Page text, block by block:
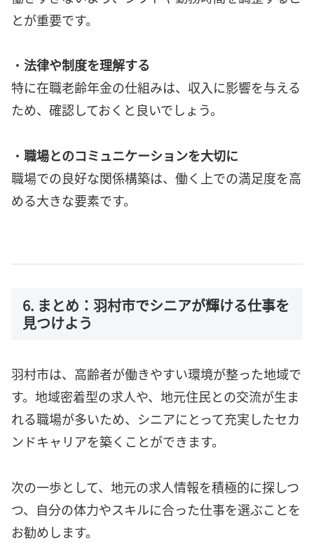
とが重要です。
・ 法律や制度を理解する
特に在職老齢年金の仕組みは、収入に影響を与える
ため、確認しておくと良いでしょう。
・ 職場とのコミュニケーションを大切に
職場での良好な関係構築は、働く上での満足度を高
める大きな要素です。
6. まとめ：羽村市でシニアが輝ける仕事を
見つけよう
羽村市は、高齢者が働きやすい環境が整った地域で
す。地域密着型の求人や、地元住民との交流が生ま
れる職場が多いため、シニアにとって充実したセカ
ンドキャリアを築くことができます。
次の一歩として、地元の求人情報を積極的に探しつ
つ、自分の体力やスキルに合った仕事を選ぶことを
お勧めします。